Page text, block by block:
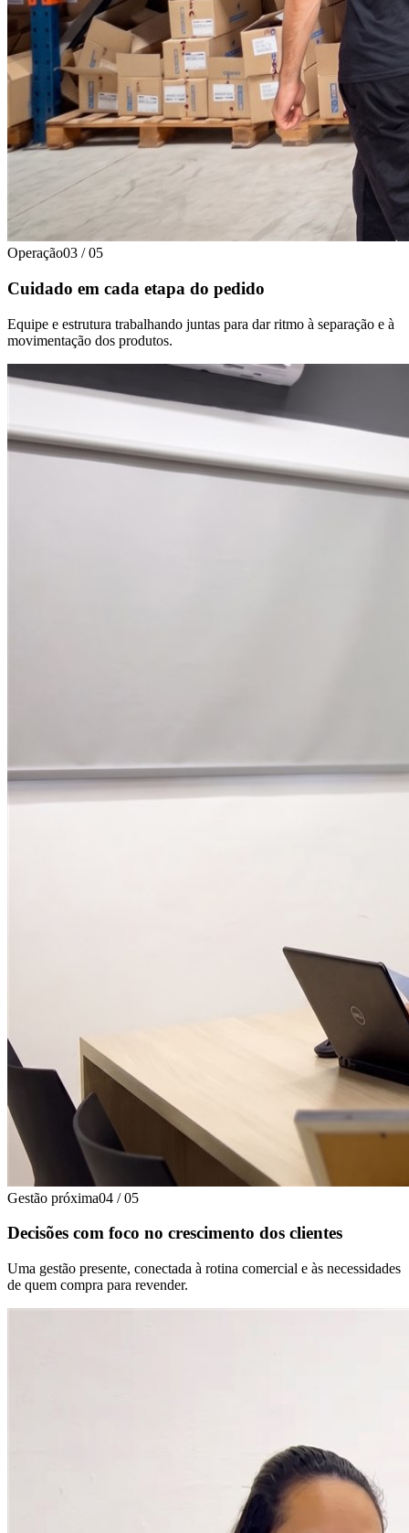
Operação03 / 05
Cuidado em cada etapa do pedido
Equipe e estrutura trabalhando juntas para dar ritmo à separação e à
movimentação dos produtos.
Gestão próxima04 / 05
Decisões com foco no crescimento dos clientes
Uma gestão presente, conectada à rotina comercial e às necessidades
de quem compra para revender.